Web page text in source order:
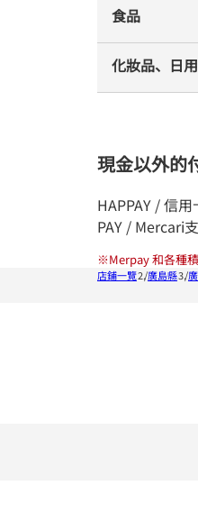
食品
化妝品、日
現金以外的
HAPPAY / 信
PAY / Mercari
※Merpay 和各種
店鋪一覽 廣島縣